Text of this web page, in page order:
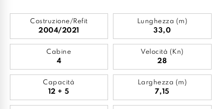
Costruzione/Refit
2004/2021
Lunghezza (m)
33,0
Cabine
4
Velocità (Kn)
28
Capacità
12 + 5
Larghezza (m)
7,15